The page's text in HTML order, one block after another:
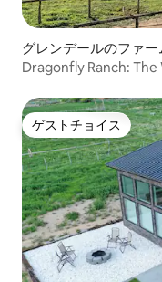
グレンデールのファー
Dragonfly Ranch:
ゲストチョイス
ゲストチョイス